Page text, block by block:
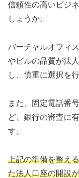
信頼性の高いビジ
しょうか。
バーチャルオフィ
やビルの品質が法
し、慎重に選択を
また、固定電話番
ど、銀行の審査に
す。
上記の準備を整え
た法人口座の開設